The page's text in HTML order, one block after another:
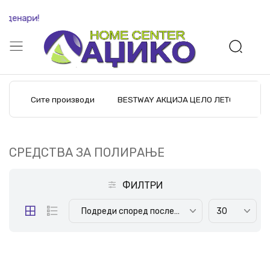
Сите производи BESTWAY АКЦИЈА ЦЕЛО ЛЕТО
СРЕДСТВА ЗА ПОЛИРАЊЕ
ФИЛТРИ
Подреди според последните производи 30